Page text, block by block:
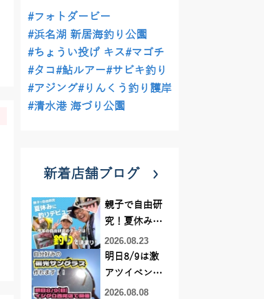
#フォトダービー
#浜名湖 新居海釣り公園
#ちょうい投げ キス#マゴチ
#タコ#鮎ルアー#サビキ釣り
#アジング#りんくう釣り護岸
#清水港 海づり公園
新着店舗ブログ
親子で自由研
究！夏休みに
釣りデビュー
2026.08.23
明日8/9は激
アツイベント
日！！！～オ
2026.08.08